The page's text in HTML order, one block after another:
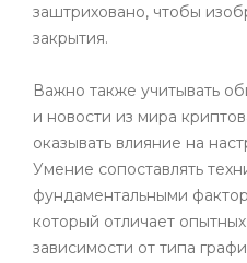
заштриховано, чтобы
закрытия.
Важно также учитывать
и новости из мира
оказывать влияние на
Умение сопоставлять
фундаментальными
который отличает
зависимости от типа